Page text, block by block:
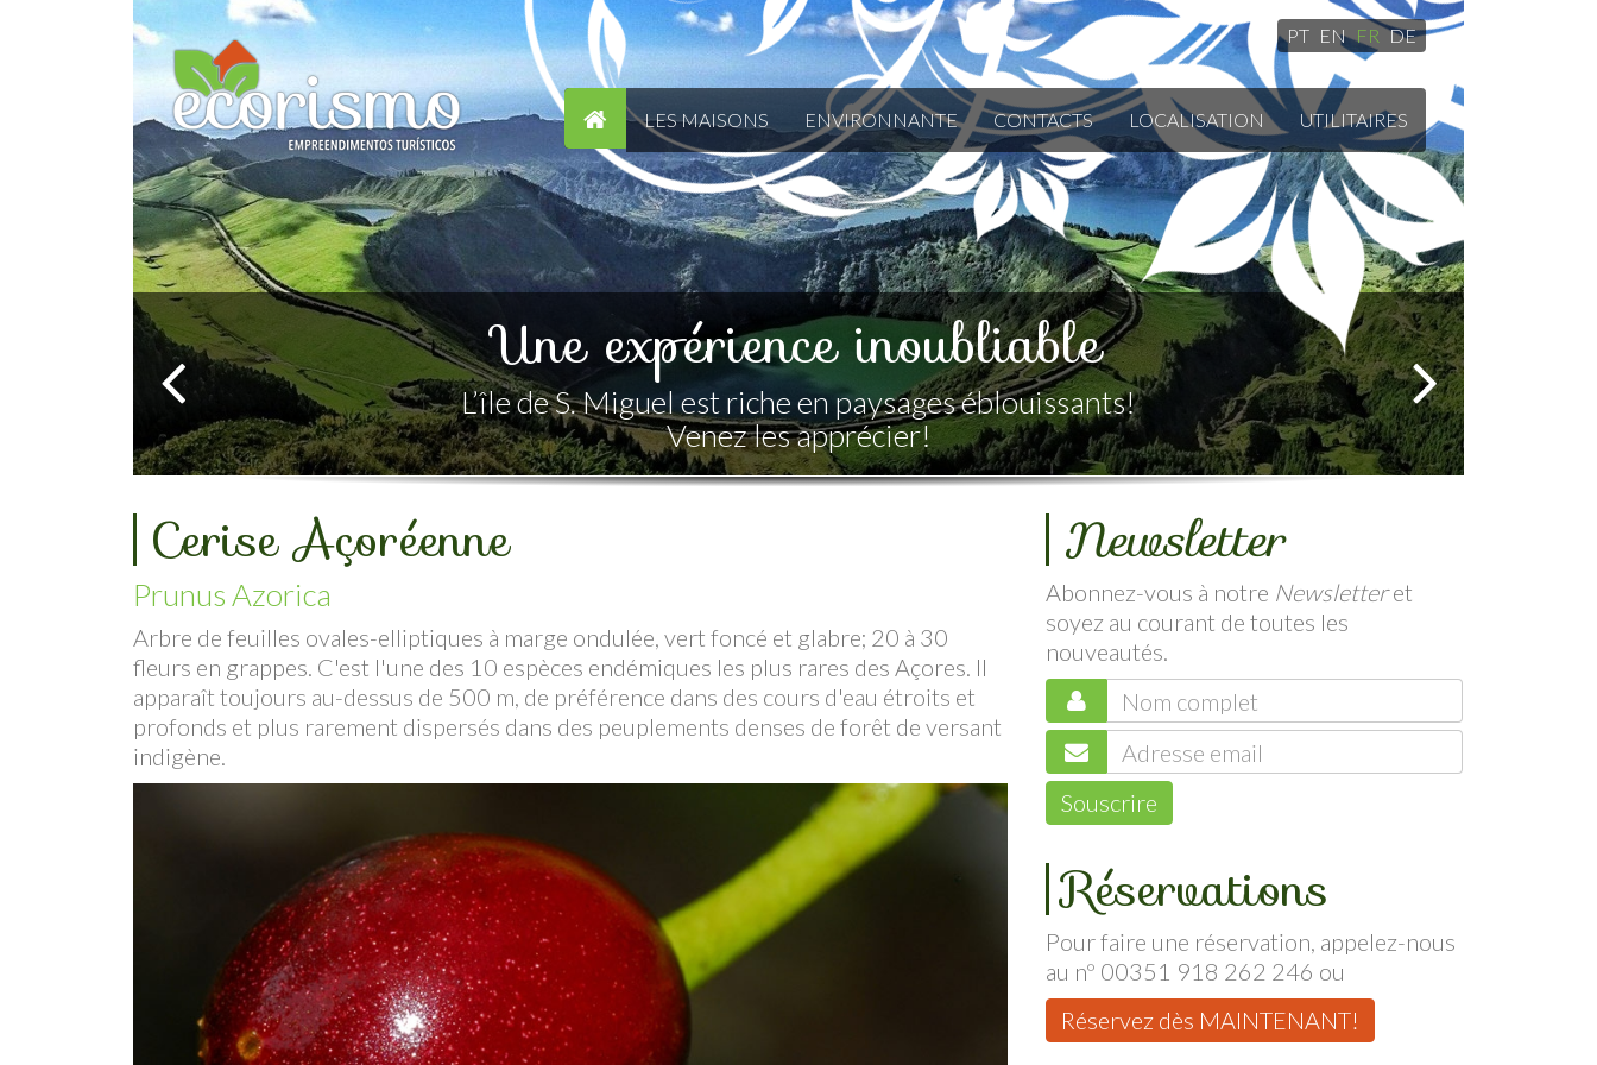
PT EN FR DE
LES MAISONS ENVIRONNANTE CONTACTS LOCALISATION UTILITAIRES
Simple, confortable et accueillante
Maison de bois
Cerise Açoréenne
Prunus Azorica
Arbre de feuilles ovales-elliptiques à marge ondulée, vert foncé et glabre; 20 à 30
fleurs en grappes. C'est l'une des 10 espèces endémiques les plus rares des Açores. Il
apparaît toujours au-dessus de 500 m, de préférence dans des cours d'eau étroits et
profonds et plus rarement dispersés dans des peuplements denses de forêt de versant
indigène.
Newsletter
Abonnez-vous à notre Newsletteret
soyez au courant de toutes les
nouveautés.
Souscrire
Réservations
Pour faire une réservation, appelez-nous
au nº 00351 918 262 246 ou
Réservez dès MAINTENANT!